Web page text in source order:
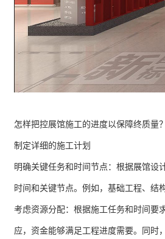
怎样把控展馆施工的进度以保障终质量？
制定详细的施工计划
明确关键任务和时间节点：根据展馆设
时间和关键节点。例如，基础工程、结
考虑资源分配：根据施工任务和时间要
应，资金能够满足工程进度需要。同时